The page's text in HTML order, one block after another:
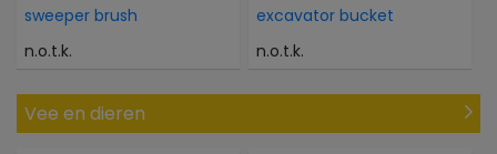
sweeper brush
n.o.t.k.
excavator bucket
n.o.t.k.
Vee en dieren